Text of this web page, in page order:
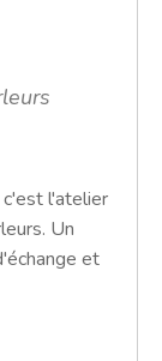
l'atelier
Un
et